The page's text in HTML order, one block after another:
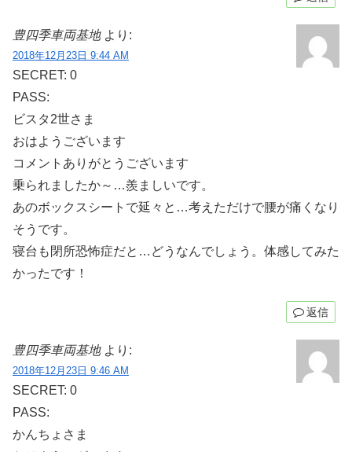
豊四季車両基地 より:
2018年12月23日 9:44 AM
SECRET: 0
PASS:
ビスタ2世さま
おはようございます
コメントありがとうございます
乗られましたか～…羨ましいです。
あのボックスシートで延々と…考えただけで腰が痛くなり
そうです。
寝台も閉所恐怖症だと…どうなんでしょう。体感してみた
かったです！
返信
豊四季車両基地 より:
2018年12月23日 9:46 AM
SECRET: 0
PASS:
かんちょさま